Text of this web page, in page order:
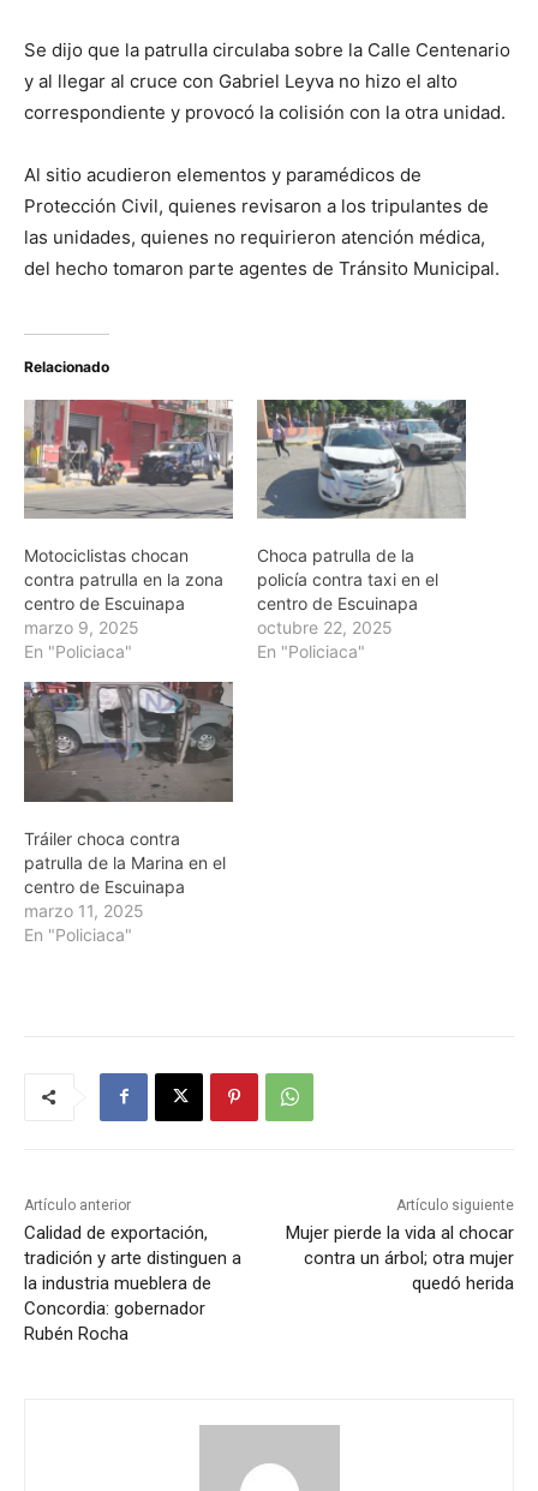
Se dijo que la patrulla circulaba sobre la Calle Centenario
y al llegar al cruce con Gabriel Leyva no hizo el alto
correspondiente y provocó la colisión con la otra unidad.
Al sitio acudieron elementos y paramédicos de
Protección Civil, quienes revisaron a los tripulantes de
las unidades, quienes no requirieron atención médica,
del hecho tomaron parte agentes de Tránsito Municipal.
Relacionado
Motociclistas chocan
contra patrulla en la zona
centro de Escuinapa
marzo 9, 2025
En "Policiaca"
Choca patrulla de la
policía contra taxi en el
centro de Escuinapa
octubre 22, 2025
En "Policiaca"
Tráiler choca contra
patrulla de la Marina en el
centro de Escuinapa
marzo 11, 2025
En "Policiaca"
Artículo anterior
Calidad de exportación,
tradición y arte distinguen a
la industria mueblera de
Concordia: gobernador
Rubén Rocha
Artículo siguiente
Mujer pierde la vida al chocar
contra un árbol; otra mujer
quedó herida